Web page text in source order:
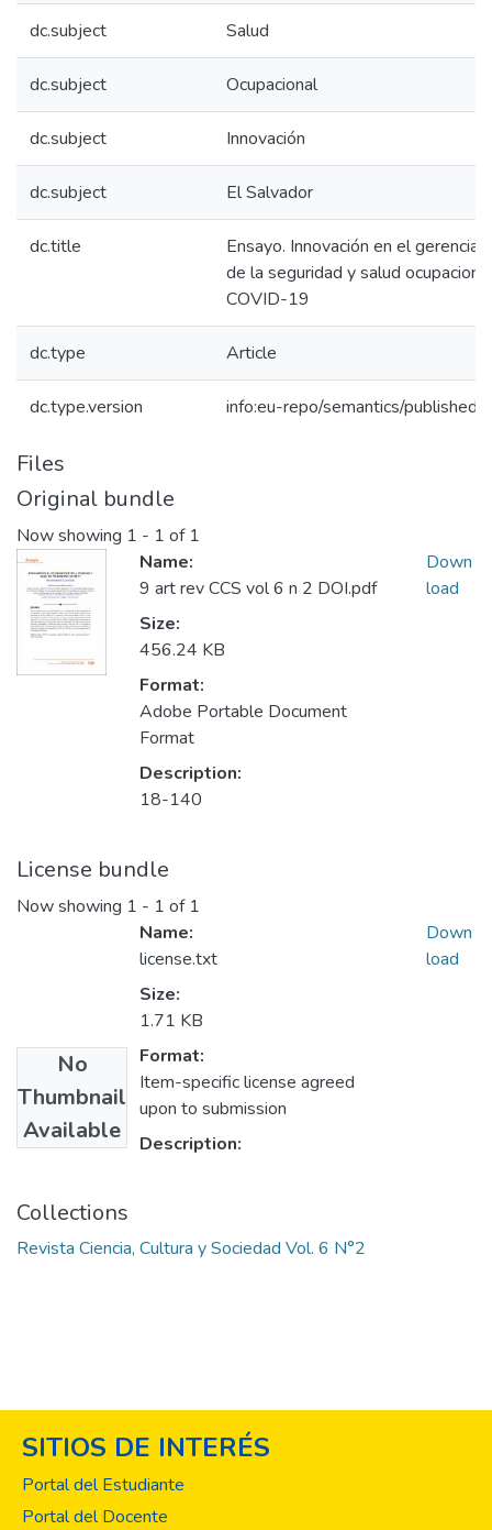
dc.subject Salud
dc.subject Ocupacional
dc.subject Innovación
dc.subject El Salvador
dc.title
Ensayo. Innovación en el
de la seguridad y salud
COVID-19
dc.type Article
dc.type.version info:eu-repo/semantics/
Files
Original bundle
Now showing 1 - 1 of 1
Name:
9 art rev CCS vol 6 n 2 DOI.pdf
Size:
456.24 KB
Format:
Adobe Portable Document
Format
Description:
18-140
Down
load
License bundle
Now showing 1 - 1 of 1
No
Thumbnail
Available
Name:
license.txt
Size:
1.71 KB
Format:
Item-specific license agreed
upon to submission
Description:
Down
load
Collections
Revista Ciencia, Cultura y Sociedad Vol. 6 N°2
SITIOS DE INTERÉS
Portal del Estudiante
Portal del Docente